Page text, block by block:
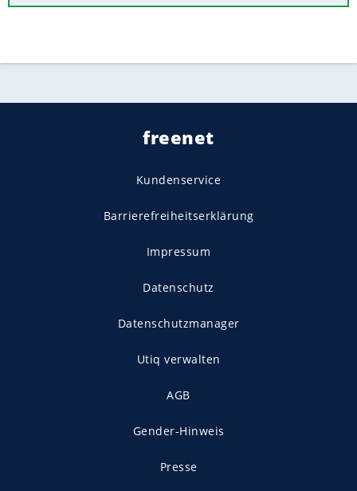
freenet
Kundenservice
Barrierefreiheitserklärung
Impressum
Datenschutz
Datenschutzmanager
Utiq verwalten
AGB
Gender-Hinweis
Presse